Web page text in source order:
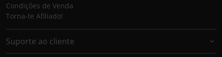
Condições de Venda
Torna-te Afiliado!
Suporte ao cliente